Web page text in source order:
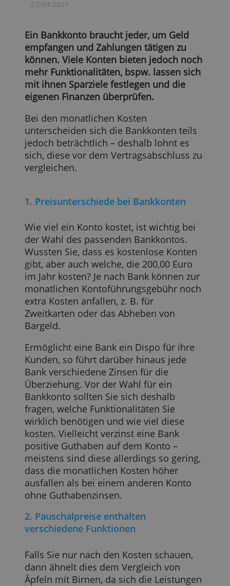
sie vergleichen solltest
27/04/2021
Ein Bankkonto braucht jeder, um Geld
empfangen und Zahlungen tätigen zu
können. Viele Konten bieten jedoch noch
mehr Funktionalitäten, bspw. lassen sich
mit ihnen Sparziele festlegen und die
eigenen Finanzen überprüfen.
Bei den monatlichen Kosten
jedoch beträchtlich – deshalb lohnt es
vergleichen.
1. Preisunterschiede bei Bankkonten
Wie viel ein Konto kostet, ist wichtig bei
der Wahl des passenden Bankkontos.
Wussten Sie, dass es kostenlose Konten
gibt, aber auch welche, die 200,00 Euro
im Jahr kosten? Je nach Bank können zur
monatlichen Kontoführungsgebühr noch
extra Kosten anfallen, z. B. für
Zweitkarten oder das Abheben von
Bargeld.
Ermöglicht eine Bank ein Dispo für ihre
Kunden, so führt darüber hinaus jede
Bank verschiedene Zinsen für die
Überziehung. Vor der Wahl für ein
Bankkonto sollten Sie sich deshalb
fragen, welche Funktionalitäten Sie
wirklich benötigen und wie viel diese
kosten. Vielleicht verzinst eine Bank
meistens sind diese allerdings so gering,
dass die monatlichen Kosten höher